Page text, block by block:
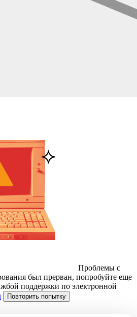
Проблемы с
был прерван, попробуйте еще
поддержки по электронной
Повторить попытку